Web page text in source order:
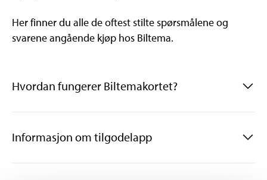
Her finner du alle de oftest stilte spørsmålene og
svarene angående kjøp hos Biltema.
Hvordan fungerer Biltemakortet?
Informasjon om tilgodelapp